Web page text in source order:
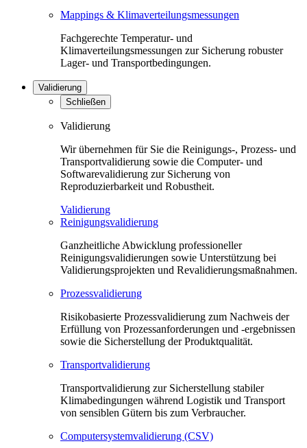
Mappings & Klimaverteilungsmessungen
Fachgerechte Temperatur- und
Klimaverteilungsmessungen zur Sicherung robuster
Lager- und Transportbedingungen.
Validierung
Schließen
Validierung
Wir übernehmen für Sie die Reinigungs-, Prozess- und
Transportvalidierung sowie die Computer- und
Softwarevalidierung zur Sicherung von
Reproduzierbarkeit und Robustheit.
Validierung
Reinigungsvalidierung
Ganzheitliche Abwicklung professioneller
Reinigungsvalidierungen sowie Unterstützung bei
Validierungsprojekten und Revalidierungsmaßnahmen.
Prozessvalidierung
Risikobasierte Prozessvalidierung zum Nachweis der
Erfüllung von Prozessanforderungen und -ergebnissen
sowie die Sicherstellung der Produktqualität.
Transportvalidierung
Transportvalidierung zur Sicherstellung stabiler
Klimabedingungen während Logistik und Transport
von sensiblen Gütern bis zum Verbraucher.
Computersystemvalidierung (CSV)